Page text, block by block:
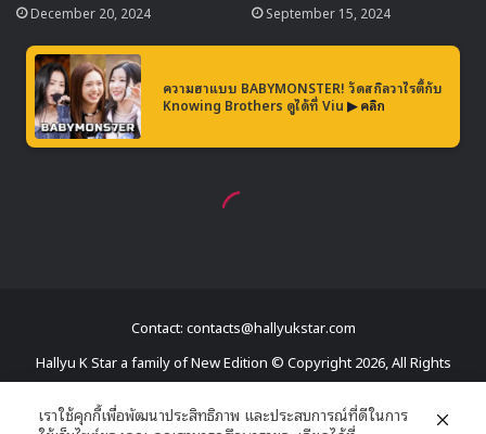
Contact: contacts@hallyukstar.com
Hallyu K Star a family of New Edition © Copyright 2026, All Rights
เราใช้คุกกี้เพื่อพัฒนาประสิทธิภาพ และประสบการณ์ที่ดีในการ